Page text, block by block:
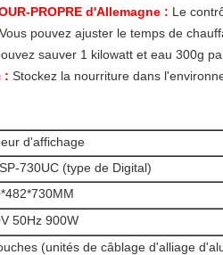
PROPRE d'Allemagne : Le
Vous pouvez ajuster le temps de
sauver 1 kilowatt et eau 300g
: Stockez la nourriture dans
d'affichage
730UC (type de Digital)
50Hz 900W
(unités de câblage d'alliage